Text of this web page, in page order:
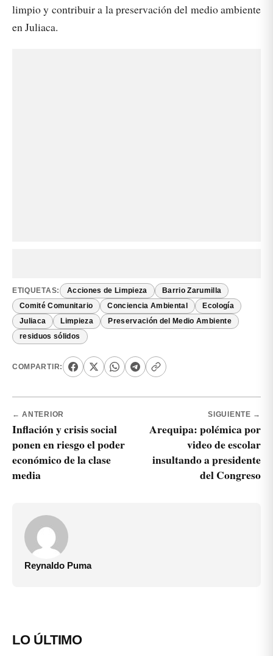
limpio y contribuir a la preservación del medio ambiente
en Juliaca.
ETIQUETAS: Acciones de Limpieza Barrio Zarumilla
Comité Comunitario Conciencia Ambiental Ecología
Juliaca Limpieza Preservación del Medio Ambiente
residuos sólidos
COMPARTIR:
← ANTERIOR
Inflación y crisis social
ponen en riesgo el poder
económico de la clase
media
SIGUIENTE →
Arequipa: polémica por
video de escolar
insultando a presidente
del Congreso
Reynaldo Puma
LO ÚLTIMO